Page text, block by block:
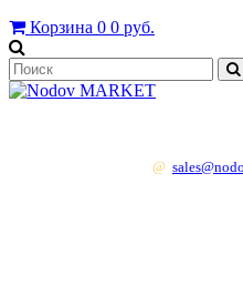
Корзина 0 0 руб.
@